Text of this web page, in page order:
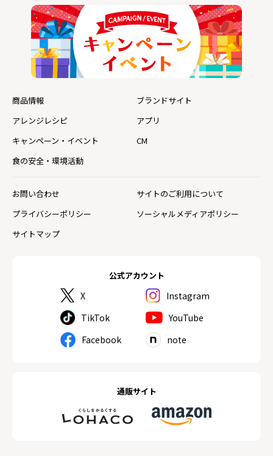
公式アカウント
X
Instagram
TikTok
YouTube
Facebook
note
通販サイト
商品情報
ブランドサイト
アレンジレシピ
アプリ
キャンペーン・イベント
CM
食の安全・環境活動
お問い合わせ
サイトのご利用について
プライバシーポリシー
ソーシャルメディアポリシー
サイトマップ